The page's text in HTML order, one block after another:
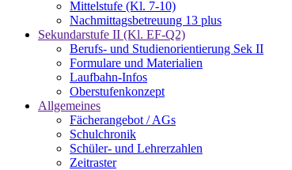
Mittelstufe (Kl. 7-10)
Nachmittagsbetreuung 13 plus
Sekundarstufe II (Kl. EF-Q2)
Berufs- und Studienorientierung Sek II
Formulare und Materialien
Laufbahn-Infos
Oberstufenkonzept
Allgemeines
Fächerangebot / AGs
Schulchronik
Schüler- und Lehrerzahlen
Zeitraster